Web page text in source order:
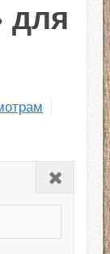
для
Закрыть